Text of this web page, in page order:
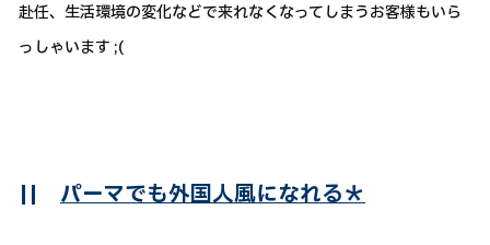
赴任、生活環境の変化などで来れなくなってしまうお客様もいら
っしゃいます ;(
|| パーマでも外国人風になれる＊